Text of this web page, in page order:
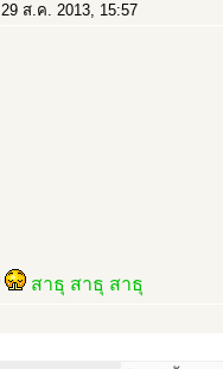
29 ส.ค. 2013, 15:57
สาธุ สาธุ สาธุ